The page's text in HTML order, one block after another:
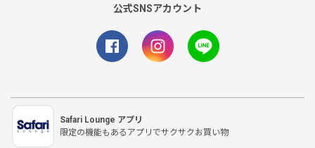
公式SNSアカウント
Safari Lounge アプリ
限定の機能もあるアプリでサクサクお買い物